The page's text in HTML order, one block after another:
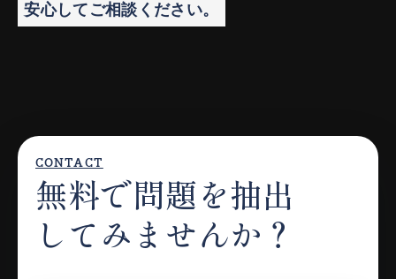
安心してご相談ください。
CONTACT
無料で問題を抽出
してみませんか？